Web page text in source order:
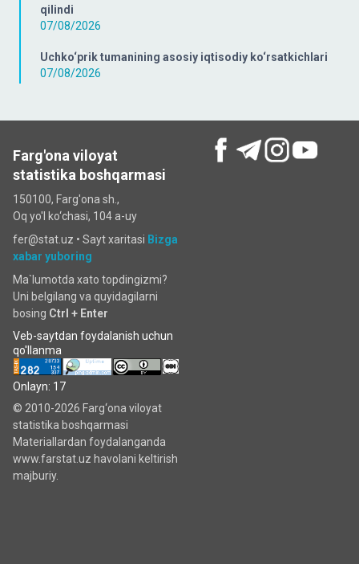
qilindi
07/08/2026
Uchko‘prik tumanining asosiy iqtisodiy ko‘rsatkichlari
07/08/2026
Farg'ona viloyat
statistika boshqarmasi
150100, Farg'ona sh.,
Oq yo'l ko‘chаsi, 104 a-uy
fer@stat.uz • Sayt xaritasi Bizga
xabar yuboring
Ma`lumotda xato topdingizmi?
Uni belgilang va quyidagilarni
bosing Ctrl + Enter
Veb-saytdan foydalanish uchun
qo'llanma
Onlayn: 17
© 2010-2026 Farg‘ona viloyat
statistika boshqarmasi
Materiallardan foydalanganda
www.farstat.uz havolani keltirish
majburiy.